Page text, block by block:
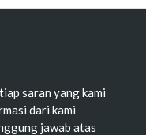
saran yang kami
dari kami
jawab atas